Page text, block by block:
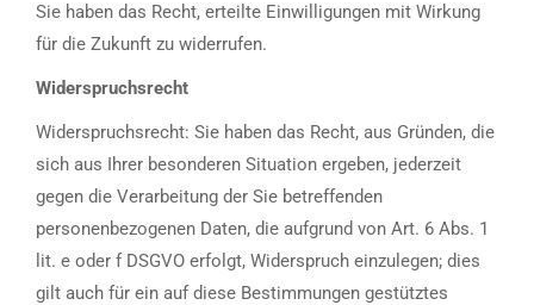
Sie haben das Recht, erteilte Einwilligungen mit Wirkung
für die Zukunft zu widerrufen.
Widerspruchsrecht
Widerspruchsrecht: Sie haben das Recht, aus Gründen, die
sich aus Ihrer besonderen Situation ergeben, jederzeit
gegen die Verarbeitung der Sie betreffenden
personenbezogenen Daten, die aufgrund von Art. 6 Abs. 1
lit. e oder f DSGVO erfolgt, Widerspruch einzulegen; dies
gilt auch für ein auf diese Bestimmungen gestütztes